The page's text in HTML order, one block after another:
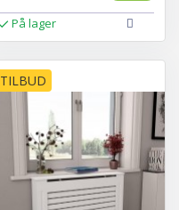
På lager
TILBUD